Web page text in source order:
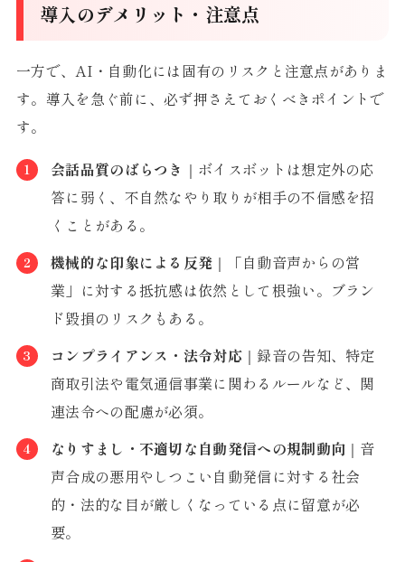
導入のデメリット・注意点
一方で、AI・自動化には固有のリスクと注意点がありま
す。導入を急ぐ前に、必ず押さえておくべきポイントで
す。
会話品質のばらつき ｜ボイスボットは想定外の応
答に弱く、不自然なやり取りが相手の不信感を招
くことがある。
機械的な印象による反発 ｜「自動音声からの営
業」に対する抵抗感は依然として根強い。ブラン
ド毀損のリスクもある。
コンプライアンス・法令対応 ｜録音の告知、特定
商取引法や電気通信事業に関わるルールなど、関
連法令への配慮が必須。
なりすまし・不適切な自動発信への規制動向 ｜音
声合成の悪用やしつこい自動発信に対する社会
的・法的な目が厳しくなっている点に留意が必
要。